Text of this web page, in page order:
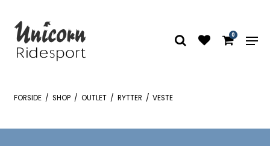
0
FORSIDE / SHOP / OUTLET / RYTTER / VESTE